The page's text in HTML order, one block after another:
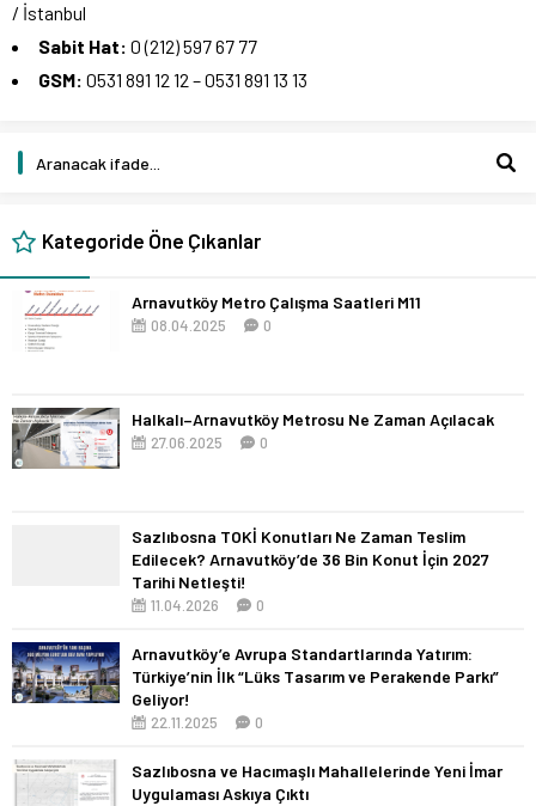
/ İstanbul
Sabit Hat: 0 (212) 597 67 77
GSM: 0531 891 12 12 – 0531 891 13 13
Kategoride Öne Çıkanlar
Arnavutköy Metro Çalışma Saatleri M11
08.04.2025 0
Halkalı–Arnavutköy Metrosu Ne Zaman Açılacak
27.06.2025 0
Sazlıbosna TOKİ Konutları Ne Zaman Teslim
Edilecek? Arnavutköy’de 36 Bin Konut İçin 2027
Tarihi Netleşti!
11.04.2026 0
Arnavutköy’e Avrupa Standartlarında Yatırım:
Türkiye’nin İlk “Lüks Tasarım ve Perakende Parkı”
Geliyor!
22.11.2025 0
Sazlıbosna ve Hacımaşlı Mahallelerinde Yeni İmar
Uygulaması Askıya Çıktı